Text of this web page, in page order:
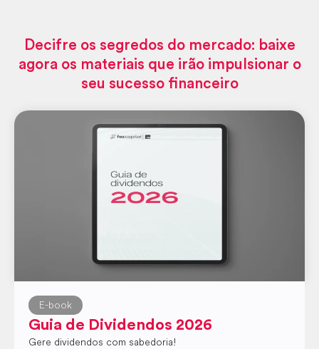
Decifre os segredos do mercado: baixe
agora os materiais que irão impulsionar o
seu sucesso financeiro
E-book
Guia de Dividendos 2026
Gere dividendos com sabedoria!